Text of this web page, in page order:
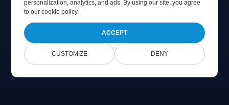
personalization, analytics, and ads. By using our site, you agree
toour cookie policy.
ACCEPT
CUSTOMIZE DENY